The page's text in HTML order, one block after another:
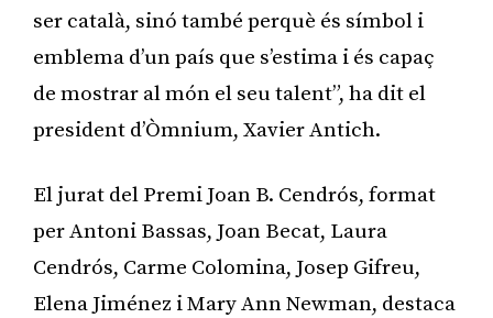
ser català, sinó també perquè és símbol i
emblema d’un país que s’estima i és capaç
de mostrar al món el seu talent”, ha dit el
president d’Òmnium, Xavier Antich.
El jurat del Premi Joan B. Cendrós, format
per Antoni Bassas, Joan Becat, Laura
Cendrós, Carme Colomina, Josep Gifreu,
Elena Jiménez i Mary Ann Newman, destaca